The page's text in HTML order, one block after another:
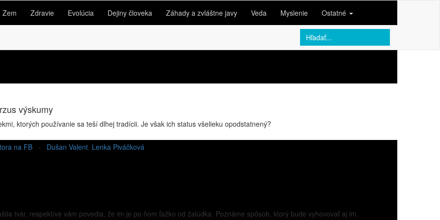
Zem Zdravie Evolúcia Dejiny človeka Záhady a zvláštne javy Veda Myslenie Ostatné
výskumy
ktorých používanie sa teší dlhej tradícii. Je však ich status všelieku opodstatnený?
na FB - Dušan Valent, Lenka Piváčková
tvár, respektíve vám povedia, že im je po ňom ťažko od žalúdka. Poznáme spôsob, ktorý bude vyhovovať aj im.